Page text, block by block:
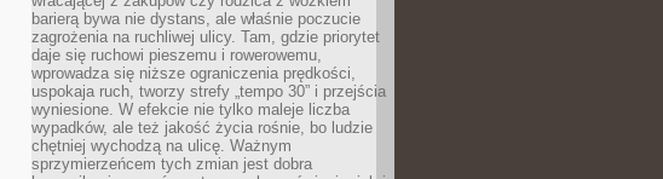
barierą bywa nie dystans, ale właśnie poczucie
zagrożenia na ruchliwej ulicy. Tam, gdzie priorytet
daje się ruchowi pieszemu i rowerowemu,
wprowadza się niższe ograniczenia prędkości,
uspokaja ruch, tworzy strefy „tempo 30” i przejścia
wyniesione. W efekcie nie tylko maleje liczba
wypadków, ale też jakość życia rośnie, bo ludzie
chętniej wychodzą na ulicę. Ważnym
sprzymierzeńcem tych zmian jest dobra